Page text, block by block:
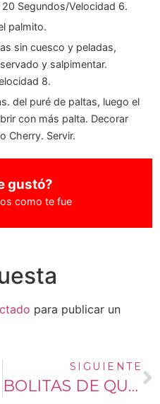
Segundos/Velocidad 6.
palmito.
sin cuesco y peladas,
y salpimentar.
8.
del puré de paltas, luego el
con más palta. Decorar
Cherry. Servir.
gustó?
como te fue
para publicar un
SIGUIENTE
BOLITAS DE QUESO DE CABRA, TOCINO Y PISTACHOS.